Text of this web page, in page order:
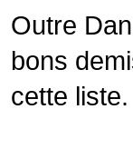
Outre
bons
cette liste.